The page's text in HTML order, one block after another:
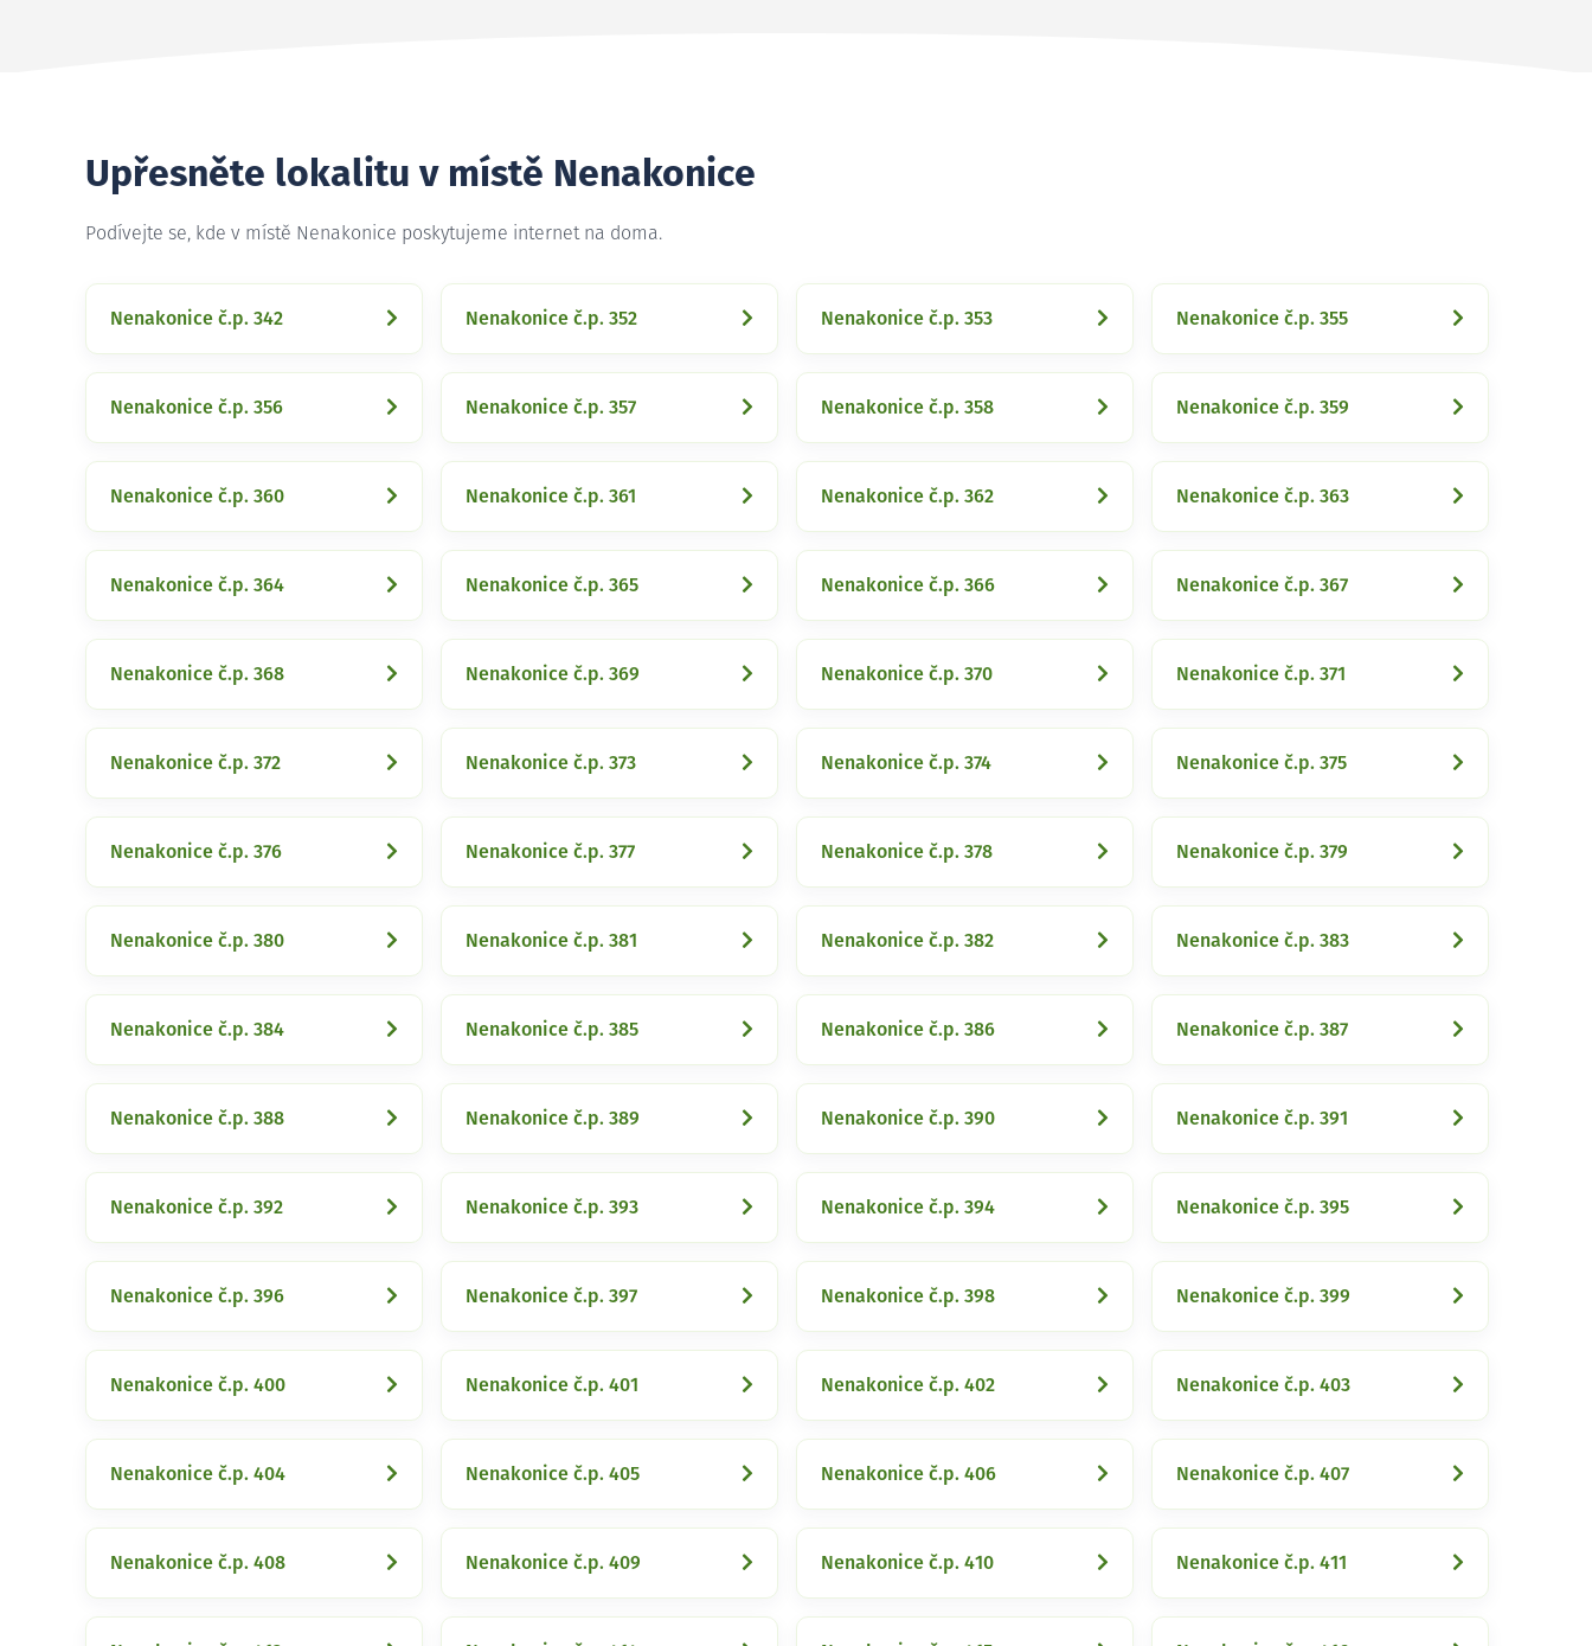
Upřesněte lokalitu v místě Nenakonice
Podívejte se, kde v místě Nenakonice poskytujeme internet na doma.
Nenakonice č.p. 342 Nenakonice č.p. 352 Nenakonice č.p. 353 Nenakonice č.p. 355
Nenakonice č.p. 356 Nenakonice č.p. 357 Nenakonice č.p. 358 Nenakonice č.p. 359
Nenakonice č.p. 360 Nenakonice č.p. 361 Nenakonice č.p. 362 Nenakonice č.p. 363
Nenakonice č.p. 364 Nenakonice č.p. 365 Nenakonice č.p. 366 Nenakonice č.p. 367
Nenakonice č.p. 368 Nenakonice č.p. 369 Nenakonice č.p. 370 Nenakonice č.p. 371
Nenakonice č.p. 372 Nenakonice č.p. 373 Nenakonice č.p. 374 Nenakonice č.p. 375
Nenakonice č.p. 376 Nenakonice č.p. 377 Nenakonice č.p. 378 Nenakonice č.p. 379
Nenakonice č.p. 380 Nenakonice č.p. 381 Nenakonice č.p. 382 Nenakonice č.p. 383
Nenakonice č.p. 384 Nenakonice č.p. 385 Nenakonice č.p. 386 Nenakonice č.p. 387
Nenakonice č.p. 388 Nenakonice č.p. 389 Nenakonice č.p. 390 Nenakonice č.p. 391
Nenakonice č.p. 392 Nenakonice č.p. 393 Nenakonice č.p. 394 Nenakonice č.p. 395
Nenakonice č.p. 396 Nenakonice č.p. 397 Nenakonice č.p. 398 Nenakonice č.p. 399
Nenakonice č.p. 400 Nenakonice č.p. 401 Nenakonice č.p. 402 Nenakonice č.p. 403
Nenakonice č.p. 404 Nenakonice č.p. 405 Nenakonice č.p. 406 Nenakonice č.p. 407
Nenakonice č.p. 408 Nenakonice č.p. 409 Nenakonice č.p. 410 Nenakonice č.p. 411